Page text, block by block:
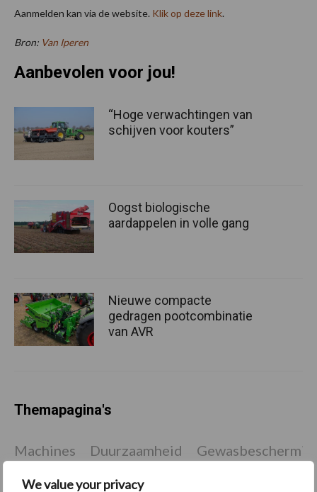
We value your privacy
Aanmelden kan via de website. Klik op deze link.
Bron: Van Iperen
Aanbevolen voor jou!
“Hoge verwachtingen van
schijven voor kouters”
Oogst biologische
aardappelen in volle gang
Nieuwe compacte
gedragen pootcombinatie
van AVR
Themapagina's
Machines Duurzaamheid